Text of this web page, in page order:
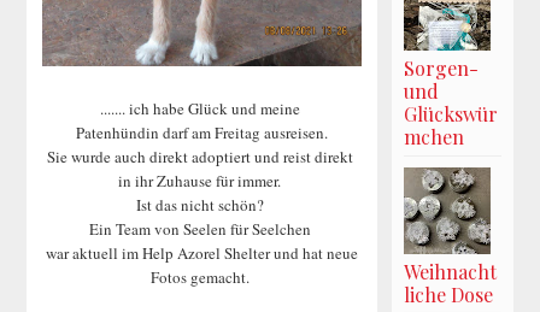
....... ich habe Glück und meine
Patenhündin darf am Freitag ausreisen.
Sie wurde auch direkt adoptiert und reist direkt
in ihr Zuhause für immer.
Ist das nicht schön?
Ein Team von Seelen für Seelchen
war aktuell im Help Azorel Shelter und hat neue
Fotos gemacht.
Sorgen-
und
Glückswür
mchen
Weihnacht
liche Dose